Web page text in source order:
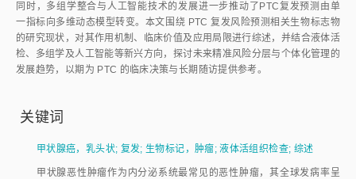
同时，多组学整合与人工智能技术的发展进一步推动了PTC复发预测由单
一指标向多维动态模型转变。本文围绕 PTC 复发风险预测相关生物标志物
的研究现状，对其作用机制、临床价值及应用局限进行综述，并结合液体活
检、多组学及人工智能等新兴方向，探讨未来精准风险分层与个体化管理的
发展趋势，以期为 PTC 的临床决策与长期随访提供参考。
关键词
甲状腺癌，乳头状; 复发; 生物标记，肿瘤 ;液体活组织检查; 综述
甲状腺恶性肿瘤作为内分泌系统最常见的恶性肿瘤，其全球发病率呈